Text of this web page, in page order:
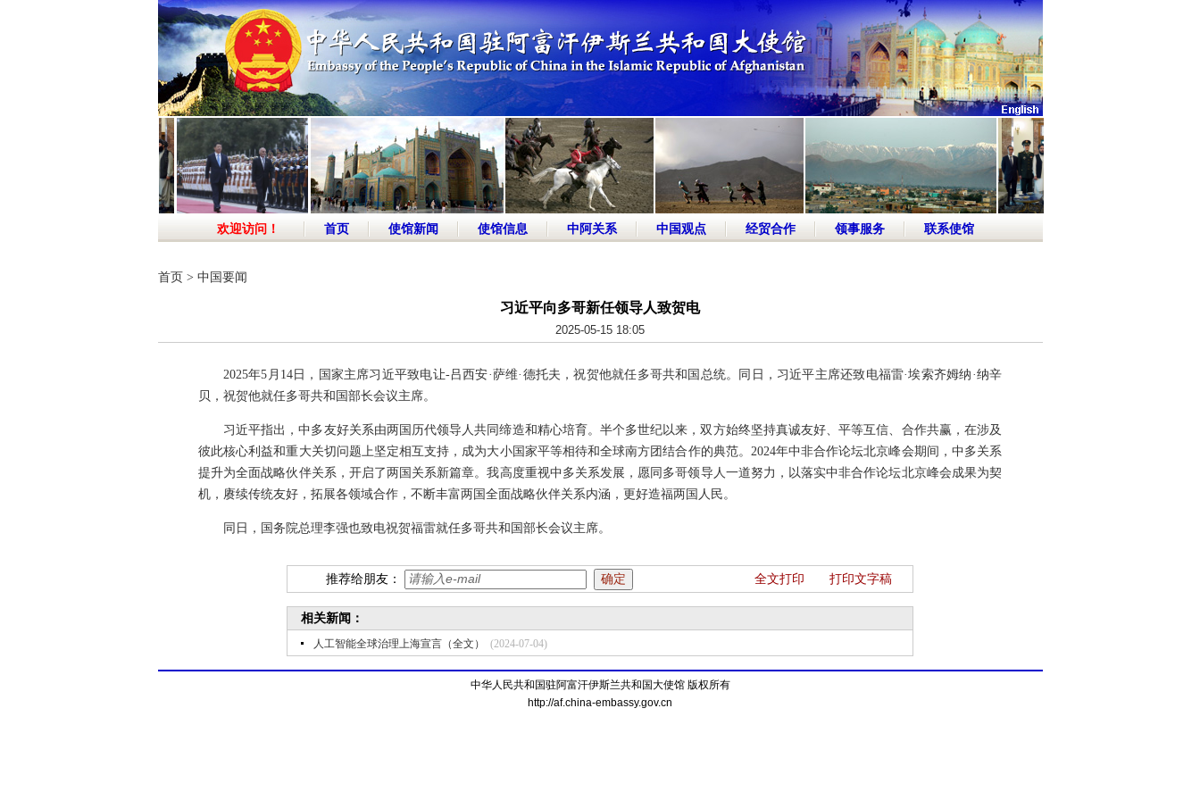
欢迎访问！ 首页 使馆新闻 使馆信息 中阿关系 中国观点 经贸合作 领事服务 联系使馆
首页 > 中国要闻
习近平向多哥新任领导人致贺电
2025-05-15 18:05
2025年5月14日，国家主席习近平致电让-吕西安·萨维·德托夫，祝贺他就任多哥共和国总统。同日，习近平主席还致电福雷·埃索齐姆纳·纳辛
贝，祝贺他就任多哥共和国部长会议主席。
习近平指出，中多友好关系由两国历代领导人共同缔造和精心培育。半个多世纪以来，双方始终坚持真诚友好、平等互信、合作共赢，在涉及
彼此核心利益和重大关切问题上坚定相互支持，成为大小国家平等相待和全球南方团结合作的典范。2024年中非合作论坛北京峰会期间，中多关系
提升为全面战略伙伴关系，开启了两国关系新篇章。我高度重视中多关系发展，愿同多哥领导人一道努力，以落实中非合作论坛北京峰会成果为契
机，赓续传统友好，拓展各领域合作，不断丰富两国全面战略伙伴关系内涵，更好造福两国人民。
同日，国务院总理李强也致电祝贺福雷就任多哥共和国部长会议主席。
推荐给朋友： 全文打印 打印文字稿
相关新闻：
人工智能全球治理上海宣言（全文） (2024-07-04)
中华人民共和国驻阿富汗伊斯兰共和国大使馆 版权所有
http://af.china-embassy.gov.cn